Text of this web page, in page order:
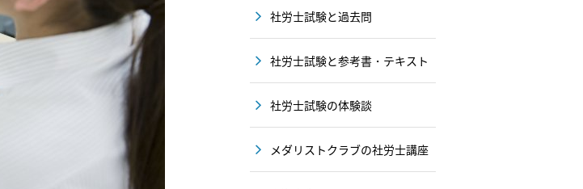
社労士試験と過去問
社労士試験と参考書・テキスト
社労士試験の体験談
メダリストクラブの社労士講座